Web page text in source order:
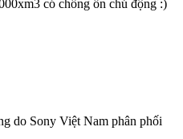
có chống ồn chủ động :)
do Sony Việt Nam phân phối